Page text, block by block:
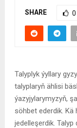
SHARE 0
Talyplyk ýyllary
talyplaryň ählisi
ýazyjylarymyzyň,
söhbet ederdik. Kä
jedelleşerdik.